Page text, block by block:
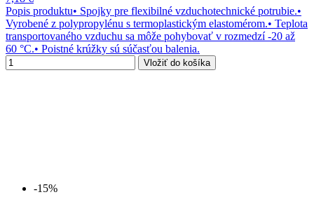
Popis produktu• Spojky pre flexibilné vzduchotechnické potrubie.•
Vyrobené z polypropylénu s termoplastickým elastomérom.• Teplota
transportovaného vzduchu sa môže pohybovať v rozmedzí -20 až
60 °C.• Poistné krúžky sú súčasťou balenia.
Vložiť do košíka
-15%